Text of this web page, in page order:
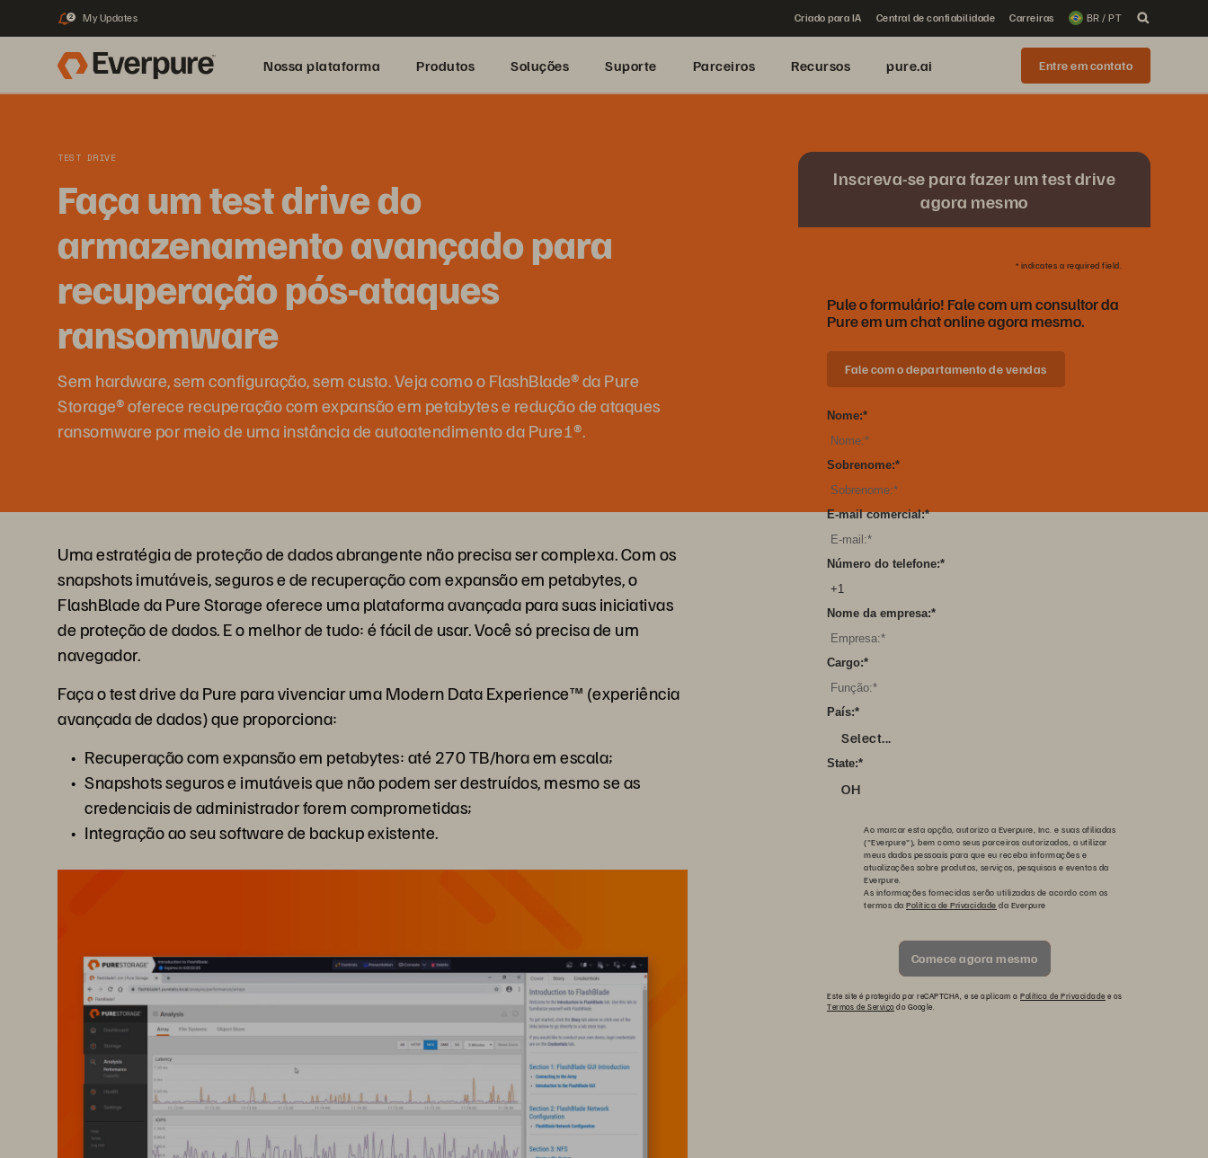
2 My Updates Criado para IA Central de confiabilidade Carreiras BR / PT
Nossa plataforma Produtos Soluções Suporte Parceiros Recursos pure.ai Entre em contato
TEST DRIVE
Faça um test drive do
armazenamento avançado para
recuperação pós-ataques
ransomware
Sem hardware, sem configuração, sem custo. Veja como o FlashBlade® da Pure
Storage® oferece recuperação com expansão em petabytes e redução de ataques
ransomware por meio de uma instância de autoatendimento da Pure1®.
Uma estratégia de proteção de dados abrangente não precisa ser complexa. Com os
snapshots imutáveis, seguros e de recuperação com expansão em petabytes, o
FlashBlade da Pure Storage oferece uma plataforma avançada para suas iniciativas
de proteção de dados. E o melhor de tudo: é fácil de usar. Você só precisa de um
navegador.
Faça o test drive da Pure para vivenciar uma Modern Data Experience™ (experiência
avançada de dados) que proporciona:
Recuperação com expansão em petabytes: até 270 TB/hora em escala;
Snapshots seguros e imutáveis que não podem ser destruídos, mesmo se as
credenciais de administrador forem comprometidas;
Integração ao seu software de backup existente.
Inscreva-se para fazer um test drive
agora mesmo
* indicates a required field.
Pule o formulário! Fale com um consultor da
Pure em um chat online agora mesmo.
Fale com o departamento de vendas
*
Nome:
*
Sobrenome:
*
E-mail comercial:
*
Número do telefone:
*
Nome da empresa:
*
Cargo:
*
País:
Select...
*
State:
OH
Ao marcar esta opção, autorizo a Everpure, Inc. e suas afiliadas
("Everpure"), bem como seus parceiros autorizados, a utilizar
meus dados pessoais para que eu receba informações e
atualizações sobre produtos, serviços, pesquisas e eventos da
Everpure.
As informações fornecidas serão utilizadas de acordo com os
termos da Política de Privacidade da Everpure
Comece agora mesmo
Este site é protegido por reCAPTCHA, e se aplicam a Política de Privacidade e os
Termos de Serviçodo Google.